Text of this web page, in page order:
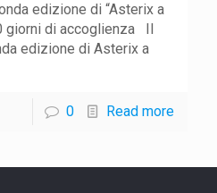
edizione di “Asterix a
giorni di accoglienza Il
edizione di Asterix a
0 Read more